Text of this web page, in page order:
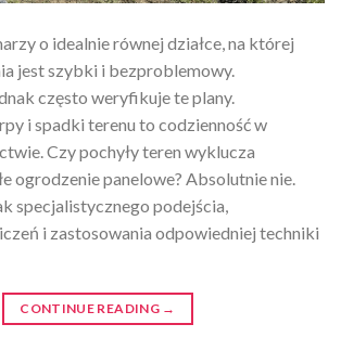
o idealnie równej działce, na której
jest szybki i bezproblemowy.
często weryfikuje te plany.
i spadki terenu to codzienność w
Czy pochyły teren wyklucza
ogrodzenie panelowe? Absolutnie nie.
specjalistycznego podejścia,
i zastosowania odpowiedniej techniki
CONTINUE READING →